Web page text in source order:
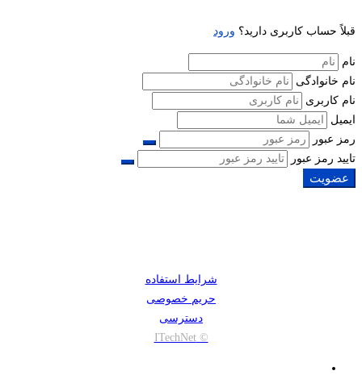
نام
دانشجو
قبلاً حساب کاربری دارید؟ ورود
نام
نام خانوادگی
نام کاربری
ایمیل
رمز عبور
تایید رمز عبور
عضویت
شرایط استفاده
حریم خصوصی
دسترسی
© ITechNet